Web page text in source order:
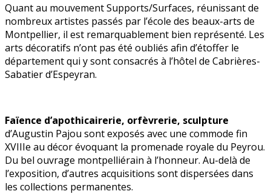
Quant au mouvement Supports/Surfaces, réunissant de
nombreux artistes passés par l’école des beaux-arts de
Montpellier, il est remarquablement bien représenté. Les
arts décoratifs n’ont pas été oubliés afin d’étoffer le
département qui y sont consacrés à l’hôtel de Cabrières-
Sabatier d’Espeyran.
Faïence d’apothicairerie, orfèvrerie, sculpture
d’Augustin Pajou sont exposés avec une commode fin
XVIIIe au décor évoquant la promenade royale du Peyrou.
Du bel ouvrage montpelliérain à l’honneur. Au-delà de
l’exposition, d’autres acquisitions sont dispersées dans
les collections permanentes.